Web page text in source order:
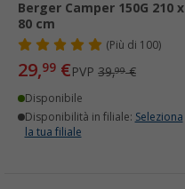
Berger Camper 150G 210 x
80 cm
( Più di 100)
29,99 €PVP 39,99€
Disponibile
Disponibilità in filiale: Seleziona
la tua filiale